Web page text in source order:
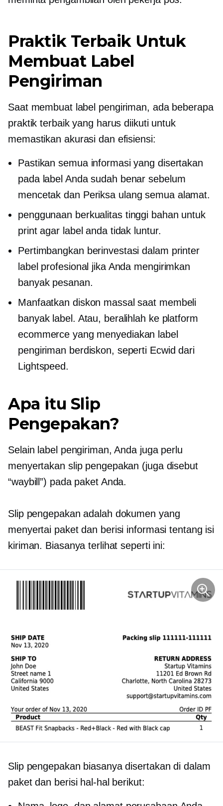
Praktik Terbaik Untuk
Membuat Label
Pengiriman
Saat membuat label pengiriman, ada beberapa
praktik terbaik yang harus diikuti untuk
memastikan akurasi dan efisiensi:
Pastikan semua informasi yang disertakan
pada label Anda sudah benar sebelum
mencetak dan Periksa ulang semua alamat.
penggunaan berkualitas tinggi bahan untuk
print agar label anda tidak luntur.
Pertimbangkan berinvestasi dalam printer
label profesional jika Anda mengirimkan
banyak pesanan.
Manfaatkan diskon massal saat membeli
banyak label. Atau, beralihlah ke platform
ecommerce yang menyediakan label
pengiriman berdiskon, seperti Ecwid dari
Lightspeed.
Apa itu Slip
Pengepakan?
Selain label pengiriman, Anda juga perlu
menyertakan slip pengepakan (juga disebut
“waybill”) pada paket Anda.
Slip pengepakan adalah dokumen yang
menyertai paket dan berisi informasi tentang isi
kiriman. Biasanya terlihat seperti ini:
Slip pengepakan biasanya disertakan di dalam
paket dan berisi hal-hal berikut: